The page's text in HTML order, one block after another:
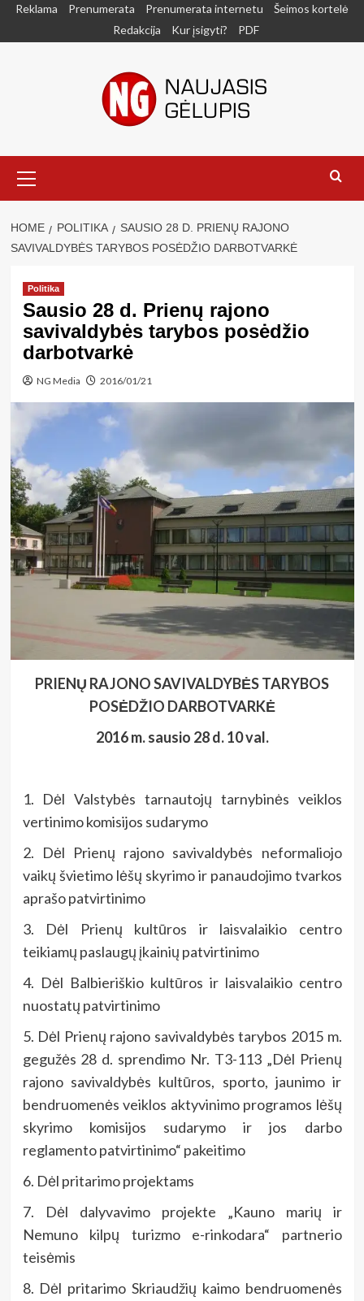
SkipReklama Prenumerata Prenumerata internetu
Šeimos kortelė
Redakcija
Kur įsigyti? PDF
Menu
HOME POLITIKA
SAUSIO 28 D. PRIENŲ RAJONO
SAVIVALDYBĖS TARYBOS POSĖDŽIO DARBOTVARKĖ
Politika
Sausio 28 d. Prienų rajono
savivaldybės tarybos posėdžio
darbotvarkė
NG Media 2016/01/21
PRIENŲ RAJONO SAVIVALDYBĖS TARYBOS
POSĖDŽIO DARBOTVARKĖ
2016 m. sausio 28 d. 10 val.
1. Dėl Valstybės tarnautojų tarnybinės veiklos
vertinimo komisijos sudarymo
2. Dėl Prienų rajono savivaldybės neformaliojo
vaikų švietimo lėšų skyrimo ir panaudojimo tvarkos
aprašo patvirtinimo
3. Dėl Prienų kultūros ir laisvalaikio centro
teikiamų paslaugų įkainių patvirtinimo
4. Dėl Balbieriškio kultūros ir laisvalaikio centro
nuostatų patvirtinimo
5. Dėl Prienų rajono savivaldybės tarybos 2015 m.
gegužės 28 d. sprendimo Nr. T3-113 „Dėl Prienų
rajono savivaldybės kultūros, sporto, jaunimo ir
bendruomenės veiklos aktyvinimo programos lėšų
skyrimo komisijos sudarymo ir jos darbo
reglamento patvirtinimo“ pakeitimo
6. Dėl pritarimo projektams
7. Dėl dalyvavimo projekte „Kauno marių ir
Nemuno kilpų turizmo e-rinkodara“ partnerio
teisėmis
8. Dėl pritarimo Skriaudžių kaimo bendruomenės